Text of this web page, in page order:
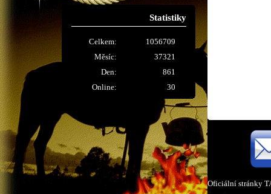
Statistiky
Online: 30
Celkem:
1056709
Měsíc:
37321
Den:
861
Oficiální stránky